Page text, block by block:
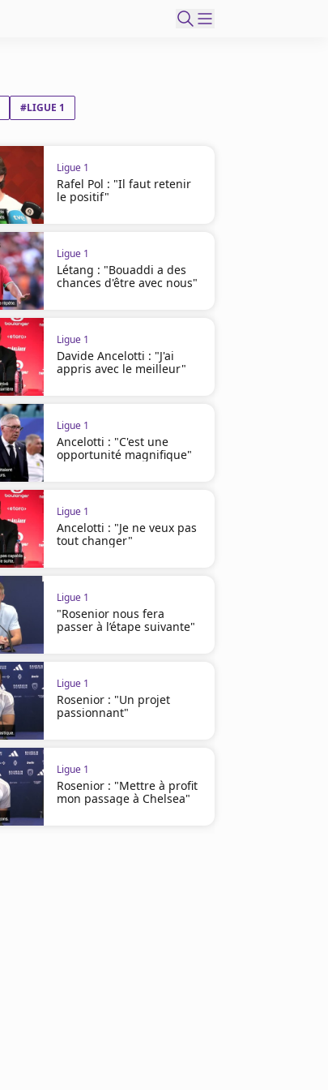
#LIGUE 1
Ligue 1
Rafel Pol : "Il faut retenir
le positif"
Ligue 1
Létang : "Bouaddi a des
chances d'être avec nous"
Ligue 1
Davide Ancelotti : "J'ai
appris avec le meilleur"
Ligue 1
Ancelotti : "C'est une
opportunité magnifique"
Ligue 1
Ancelotti : "Je ne veux pas
tout changer"
Ligue 1
"Rosenior nous fera
passer à l’étape suivante"
Ligue 1
Rosenior : "Un projet
passionnant"
Ligue 1
Rosenior : "Mettre à profit
mon passage à Chelsea"